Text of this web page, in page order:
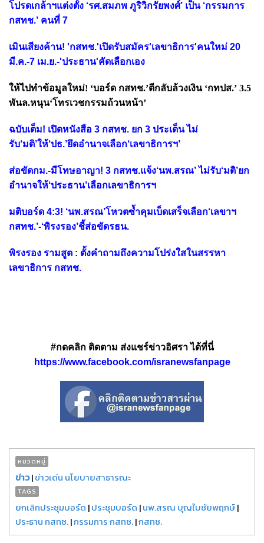
โปรดเกล้าฯแต่งตั้ง ‘รศ.สมภพ ภูริวิกรัยพงศ์’ เป็น ‘กรรมการ
กสทช.’ คนที่ 7
เมินเสียงค้าน! 'กสทช.'เปิดรับสมัคร'เลขาธิการ'คนใหม่ 20
มี.ค.-7 เม.ย.-'ประธาน'คัดเลือกเอง
ให้ไปทำข้อมูลใหม่! ‘บอร์ด กสทช.’ตีกลับล้วงเงิน ‘กทปส.’ 3.5
พันล.หนุน‘โทรเวชกรรมถ้วนหน้า’
ฉบับเต็ม! เปิดหนังสือ 3 กสทช. ยก 3 ประเด็น ไม่
รับ‘มติ’ให้‘ปธ.’ยึดอำนาจเลือก‘เลขาธิการฯ’
ส่อขัดกม.-มีโทษอาญา! 3 กสทช.แจ้ง‘นพ.สรณ’ ไม่รับ‘มติ’ยก
อำนาจให้‘ประธาน’เลือกเลขาธิการฯ
มติบอร์ด 4:3! ‘นพ.สรณ’โหวตซ้ำคุมเบ็ดเสร็จเลือก‘เลขาฯ
กสทช.’-‘พิรงรอง’ชี้ส่อขัดรธน.
พิรงรอง รามสูต : ตั้งคำถามถึงความโปร่งใสในสรรหา
เลขาธิการ กสทช.
#กดคลิก ติดตาม ส่งแชร์ข่าวอิศรา ได้ที่นี่
https://www.facebook.com/isranewsfanpage
หมวดหมู่
ข่าว|ข่าวเด่น นโยบายสาธารณะ
TAGS
ยกเลิกประชุมบอร์ด |ประชุมบอร์ด |นพ.สรณ บุญใบชัยพฤกษ์|
ประธาน กสทช.|กรรมการ กสทช.|กสทช.